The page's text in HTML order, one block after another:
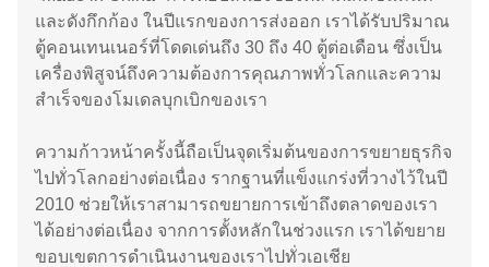
และดังกึกก้อง ในปีแรกของการส่งออก เราได้รับปริมาณ
ตู้คอนเทนเนอร์ที่โดดเด่นถึง 30 ถึง 40 ตู้ต่อเดือน ซึ่งเป็น
เครื่องพิสูจน์ถึงความต้องการคุณภาพทั่วโลกและความ
สำเร็จของโมเดลบุกเบิกของเรา
ความก้าวหน้าครั้งนี้ถือเป็นจุดเริ่มต้นของการขยายธุรกิจ
ไปทั่วโลกอย่างต่อเนื่อง รากฐานที่แข็งแกร่งที่วางไว้ในปี
2010 ช่วยให้เราสามารถขยายการเข้าถึงตลาดของเรา
ได้อย่างต่อเนื่อง จากการตั้งหลักในช่วงแรก เราได้ขยาย
ขอบเขตการดำเนินงานของเราไปทั่วเอเชีย